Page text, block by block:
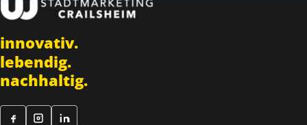
innovativ.
lebendig.
nachhaltig.